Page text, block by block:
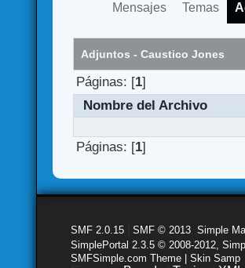
Mensajes Temas
Adjuntos - Caustico Jones
Páginas: [1]
Nombre del Archivo
Páginas: [1]
SMF 2.0.15 |SMF © 2013 ,Simple
SimplePortal 2.3.5 © 2008-2012,
SMFSimple.com Theme | Skin Samp